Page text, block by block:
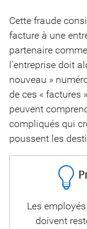
Cette fraude
facture à une
partenaire
l’entreprise doit
nouveau »
de ces « factures
peuvent
compliqués qui
poussent les
Les
doivent